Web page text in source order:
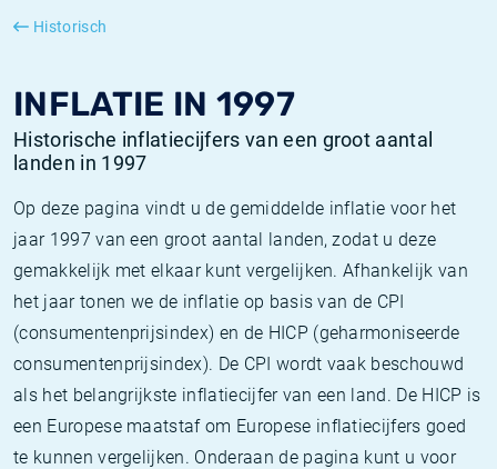
Historisch
INFLATIE IN 1997
Historische inflatiecijfers van een groot aantal
landen in 1997
Op deze pagina vindt u de gemiddelde inflatie voor het
jaar 1997 van een groot aantal landen, zodat u deze
gemakkelijk met elkaar kunt vergelijken. Afhankelijk van
het jaar tonen we de inflatie op basis van de CPI
(consumentenprijsindex) en de HICP (geharmoniseerde
consumentenprijsindex). De CPI wordt vaak beschouwd
als het belangrijkste inflatiecijfer van een land. De HICP is
een Europese maatstaf om Europese inflatiecijfers goed
te kunnen vergelijken. Onderaan de pagina kunt u voor
SONIA
Amerikaanse inflatie - CPI
TONAR historie